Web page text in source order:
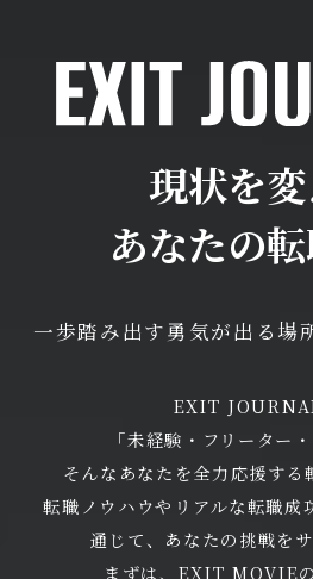
現状を
あなたの
一歩踏み出す勇気が出る場
EXIT
「未経験・フリーター
そんなあなたを全力応援する
転職ノウハウやリアルな転職成
通じて、あなたの挑戦をサ
まずは、EXIT MOVIEの